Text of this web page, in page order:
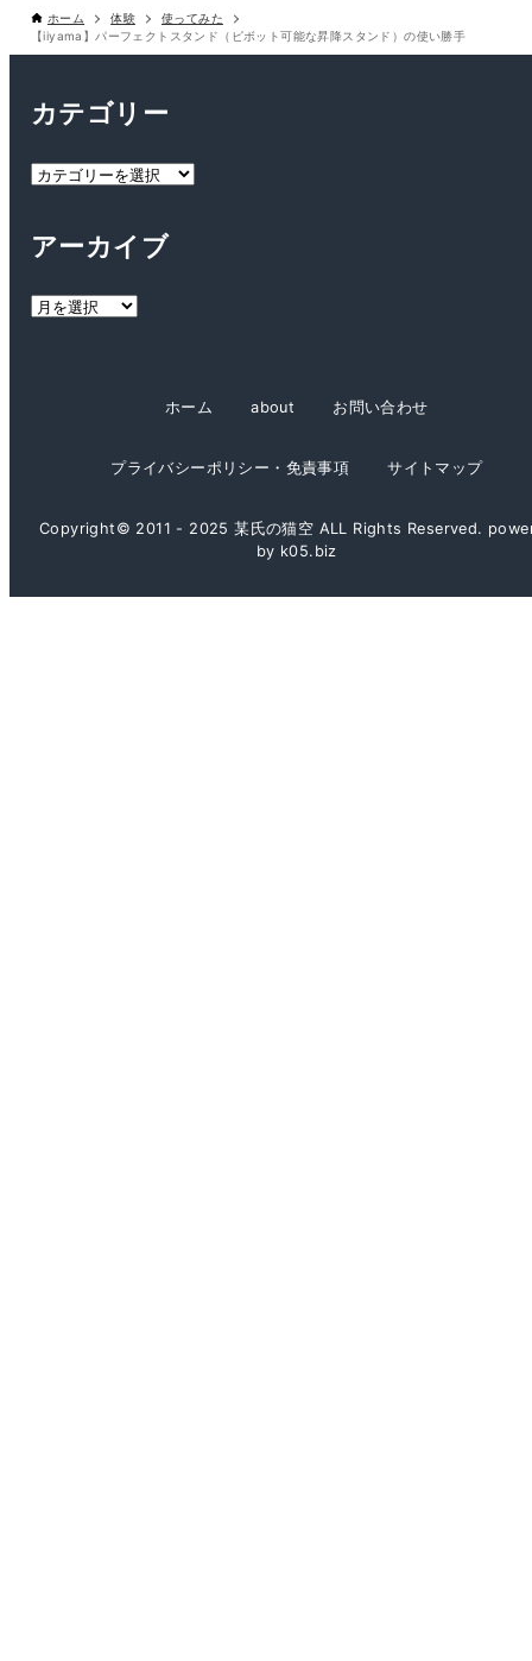
ホーム 体験
使ってみた
【iiyama】パーフェクトスタンド（ピボット可能な昇降スタンド）の使い勝手
カテゴリー
カ
リ
アーカイブ
ア
ホーム about お問い合わせ
プライバシーポリシー・免責事項 サイトマップ
Copyright© 2011 - 2025 某氏の猫空 ALL Rights Reserved.
by k05.biz